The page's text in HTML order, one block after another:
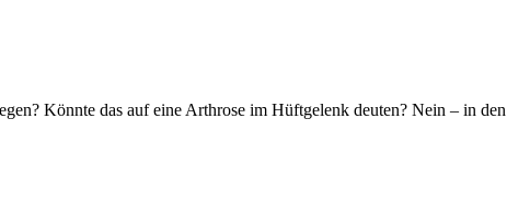
Könnte das auf eine Arthrose im Hüftgelenk deuten? Nein – in den